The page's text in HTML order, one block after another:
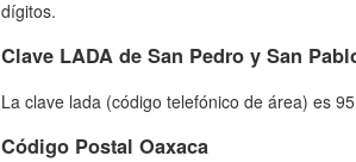
dígitos.
Clave LADA de San Pedro y San
La clave lada (código telefónico de área) es
Código Postal Oaxaca